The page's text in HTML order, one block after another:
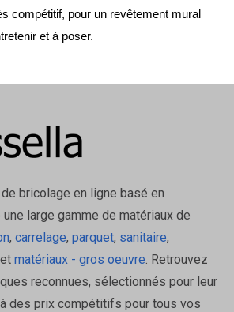
compétitif, pour un revêtement mural
et à poser.
bricolage en ligne basé en
large gamme de matériaux de
, carrelage, parquet, sanitaire,
et matériaux - gros oeuvre. Retrouvez
reconnues, sélectionnés pour leur
des prix compétitifs pour tous vos